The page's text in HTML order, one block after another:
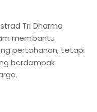
Tri Dharma
membantu
pertahanan, tetapi
berdampak